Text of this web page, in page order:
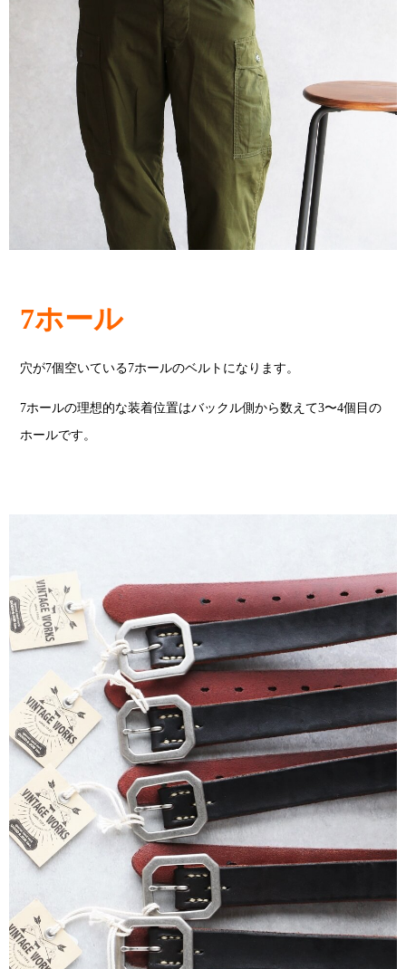
7ホール
穴が7個空いている7ホールのベルトになります。
7ホールの理想的な装着位置はバックル側から数えて3〜4個目の
ホールです。